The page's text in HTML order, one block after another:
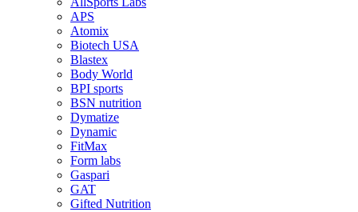
APS
Atomix
Biotech USA
Blastex
Body World
BPI sports
BSN nutrition
Dymatize
Dynamic
FitMax
Form labs
Gaspari
GAT
Gifted Nutrition